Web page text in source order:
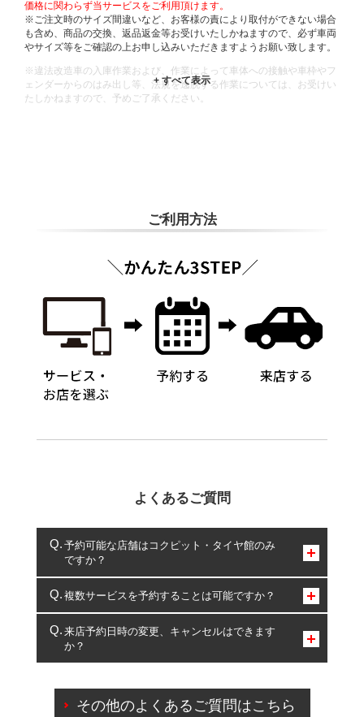
価格に関わらず当サービスをご利用頂けます。
※ご注文時のサイズ間違いなど、お客様の責により取付ができない場合
も含め、商品の交換、返品返金等お受けいたしかねますので、必ず車両
やサイズ等をご確認の上お申し込みいただきますようお願い致します。
※違法改造車の入庫作業および、作業によって車体への接触や車枠やフ
ェンダーからのはみ出し等、法規を逸脱する作業については、お受けい
たしかねますので、予めご了承ください。
ご利用方法
よくあるご質問
予約可能な店舗はコクピット・タイヤ館のみ
ですか？
コクピット・タイヤ館のみとなります。
複数サービスを予約することは可能ですか？
複数サービスのご予約は可能です。
一部の商品・サービスの組み合わせに限り、同時にご予約が
出来ないものもございます。
来店予約日時の変更、キャンセルはできます
か？
ご来店予約日の3営業日前を過ぎている場合のご予約
その他のよくあるご質問はこちら